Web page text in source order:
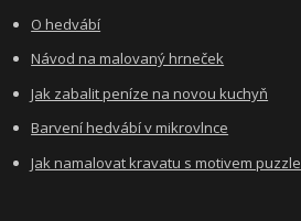
O hedvábí
Návod na malovaný hrneček
Jak zabalit peníze na novou kuchyň
Barvení hedvábí v mikrovlnce
Jak namalovat kravatu s motivem puzzle